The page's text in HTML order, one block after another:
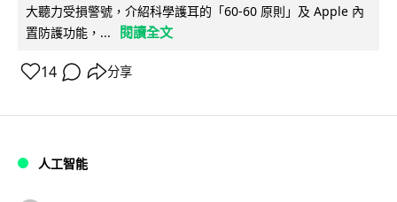
大聽力受損警號，介紹科學護耳的「60-60 原則」及 Apple 內
置防護功能，...
閱讀全文
14 分享
人工智能